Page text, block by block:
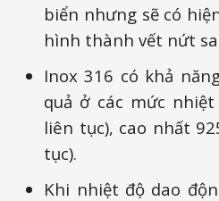
biển nhưng sẽ có
hình thành vết nứt
Inox 316 có khả
quả ở các mức
liên tục), cao nhất
tục).
Khi nhiệt độ dao